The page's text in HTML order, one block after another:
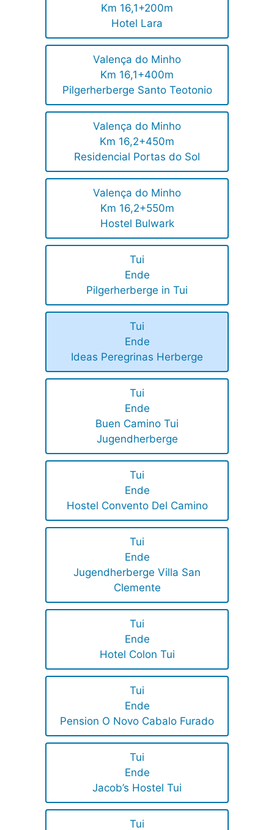
Km 16,1+200m
Hotel Lara
Valença do Minho
Km 16,1+400m
Pilgerherberge Santo Teotonio
Valença do Minho
Km 16,2+450m
Residencial Portas do Sol
Valença do Minho
Km 16,2+550m
Hostel Bulwark
Tui
Ende
Pilgerherberge in Tui
Tui
Ende
Ideas Peregrinas Herberge
Tui
Ende
Buen Camino Tui
Jugendherberge
Tui
Ende
Hostel Convento Del Camino
Tui
Ende
Jugendherberge Villa San
Clemente
Tui
Ende
Hotel Colon Tui
Tui
Ende
Pension O Novo Cabalo Furado
Tui
Ende
Jacob’s Hostel Tui
Tui